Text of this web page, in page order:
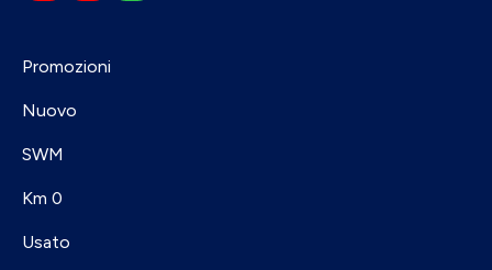
Promozioni
Nuovo
SWM
Km 0
Usato